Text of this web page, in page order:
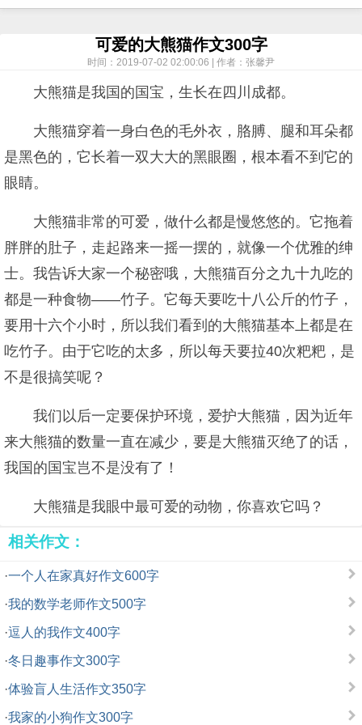
可爱的大熊猫作文300字
时间：2019-07-02 02:00:06 | 作者：张馨尹
大熊猫是我国的国宝，生长在四川成都。
大熊猫穿着一身白色的毛外衣，胳膊、腿和耳朵都
是黑色的，它长着一双大大的黑眼圈，根本看不到它的
眼睛。
大熊猫非常的可爱，做什么都是慢悠悠的。它拖着
胖胖的肚子，走起路来一摇一摆的，就像一个优雅的绅
士。我告诉大家一个秘密哦，大熊猫百分之九十九吃的
都是一种食物——竹子。它每天要吃十八公斤的竹子，
要用十六个小时，所以我们看到的大熊猫基本上都是在
吃竹子。由于它吃的太多，所以每天要拉40次粑粑，是
不是很搞笑呢？
我们以后一定要保护环境，爱护大熊猫，因为近年
来大熊猫的数量一直在减少，要是大熊猫灭绝了的话，
我国的国宝岂不是没有了！
大熊猫是我眼中最可爱的动物，你喜欢它吗？
相关作文：
·一个人在家真好作文600字
·我的数学老师作文500字
·逗人的我作文400字
·冬日趣事作文300字
·体验盲人生活作文350字
·我家的小狗作文300字